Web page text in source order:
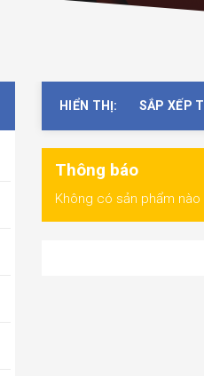
HIỂN THỊ: SẮP XẾP
Thông báo
Không có sản phẩm